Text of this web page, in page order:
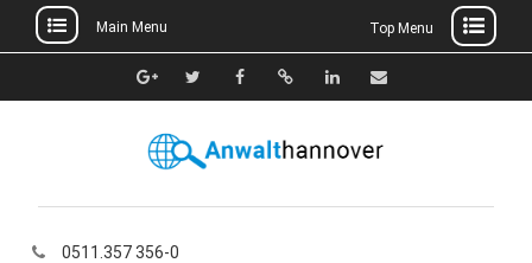
to
Main Menu Top Menu
Google+TwitterFacebook
Xing Linkedin
E-
0511.357 356-0